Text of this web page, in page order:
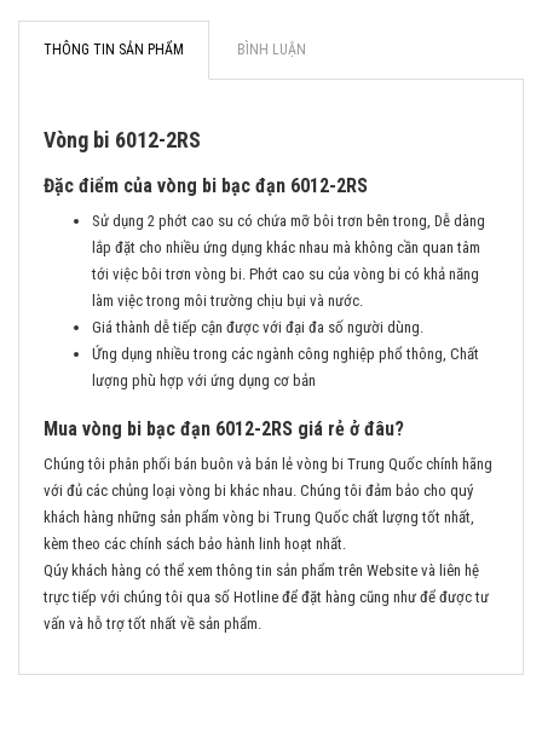
THÔNG TIN SẢN PHẨM BÌNH LUẬN
Vòng bi 6012-2RS
Đặc điểm của vòng bi bạc đạn 6012-2RS
Sử dụng 2 phớt cao su có chứa mỡ bôi trơn bên trong, Dễ dàng
lắp đặt cho nhiều ứng dụng khác nhau mà không cần quan tâm
tới việc bôi trơn vòng bi. Phớt cao su của vòng bi có khả năng
làm việc trong môi trường chịu bụi và nước.
Giá thành dễ tiếp cận được với đại đa số người dùng.
Ứng dụng nhiều trong các ngành công nghiệp phổ thông, Chất
lượng phù hợp với ứng dụng cơ bản
Mua vòng bi bạc đạn 6012-2RS giá rẻ ở đâu?
Chúng tôi phân phối bán buôn và bán lẻ vòng bi Trung Quốc chính hãng
với đủ các chủng loại vòng bi khác nhau. Chúng tôi đảm bảo cho quý
khách hàng những sản phẩm vòng bi Trung Quốc chất lượng tốt nhất,
kèm theo các chính sách bảo hành linh hoạt nhất.
Qúy khách hàng có thể xem thông tin sản phẩm trên Website và liên hệ
trực tiếp với chúng tôi qua số Hotline để đặt hàng cũng như để được tư
vấn và hỗ trợ tốt nhất về sản phẩm.